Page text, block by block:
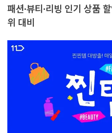
패션∙뷰티∙리빙 인기 상품
위 대비